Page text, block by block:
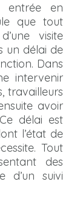
entrée en
que tout
visite
un délai de
Dans
intervenir
travailleurs
avoir
délai est
l’état de
Tout
des
d’un suivi